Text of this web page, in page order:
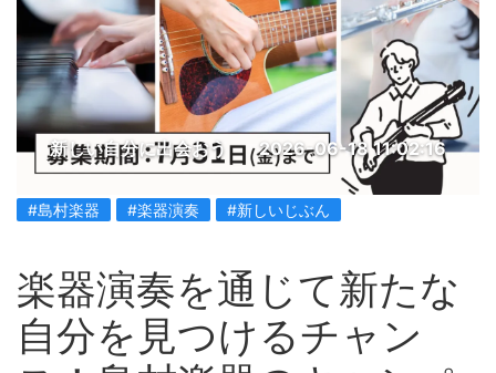
新しい自分に出会おう 2026-06-18 11:02:16
#島村楽器 #楽器演奏 #新しいじぶん
楽器演奏を通じて新たな
自分を見つけるチャン